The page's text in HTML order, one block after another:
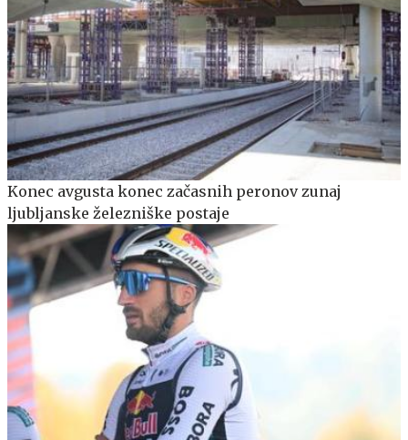
Konec avgusta konec začasnih peronov zunaj
ljubljanske železniške postaje